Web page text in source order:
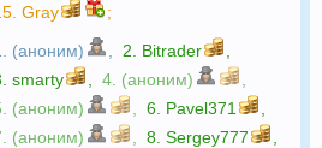
Gray
;
(аноним) 2. Bitrader
smarty 4. (аноним)
(аноним)
6. Pavel371
(аноним)
8. Sergey777